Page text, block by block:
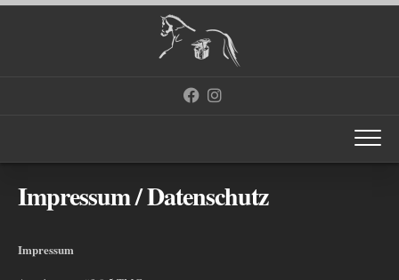
Skip
Impressum / Datenschutz
Impressum